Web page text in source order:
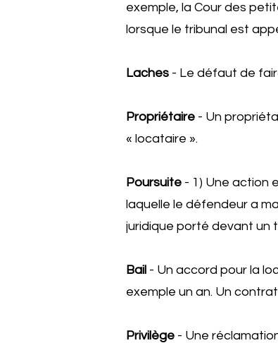
exemple, la Cour des
lorsque le tribunal est
Laches - Le défaut de
Propriétaire - Un
« locataire ».
Poursuite - 1) Une action
laquelle le défendeur a
juridique porté devant un
Bail - Un accord pour la
exemple un an. Un
Privilège - Une